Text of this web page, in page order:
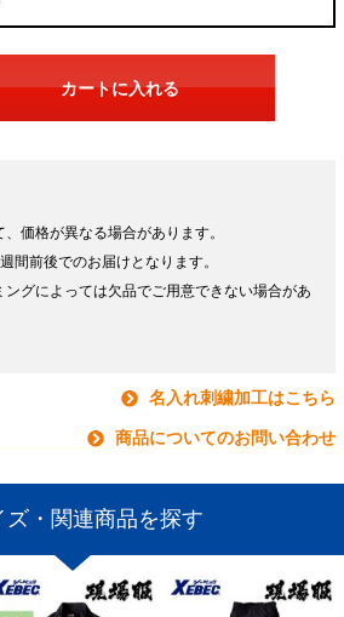
価格が異なる場合があります。
間前後でのお届けとなります。
ングによっては欠品でご用意できない場合があ
名入れ刺繍加工はこちら
商品についてのお問い合わせ
ズ・関連商品を探す